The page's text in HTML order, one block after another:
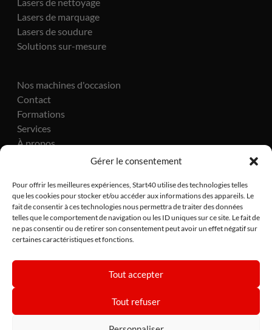
Gérer le consentement
Pour offrir les meilleures expériences, Start40 utilise des technologies telles
que les cookies pour stocker et/ou accéder aux informations des appareils. Le
fait de consentir à ces technologies nous permettra de traiter des données
telles que le comportement de navigation ou les ID uniques sur ce site. Le fait de
ne pas consentir ou de retirer son consentement peut avoir un effet négatif sur
certaines caractéristiques et fonctions.
Tout accepter
Tout refuser
Lasers de marquage
Lasers de soudure
Solutions sur-mesure
Nos machines d'occasion
Contact
Formations
Services
À propos
Site réalisé par Lézards Création